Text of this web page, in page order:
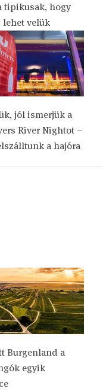
tipikusak, hogy
velük
jól ismerjük a
River Nightot –
a hajóra
Burgenland a
egyik